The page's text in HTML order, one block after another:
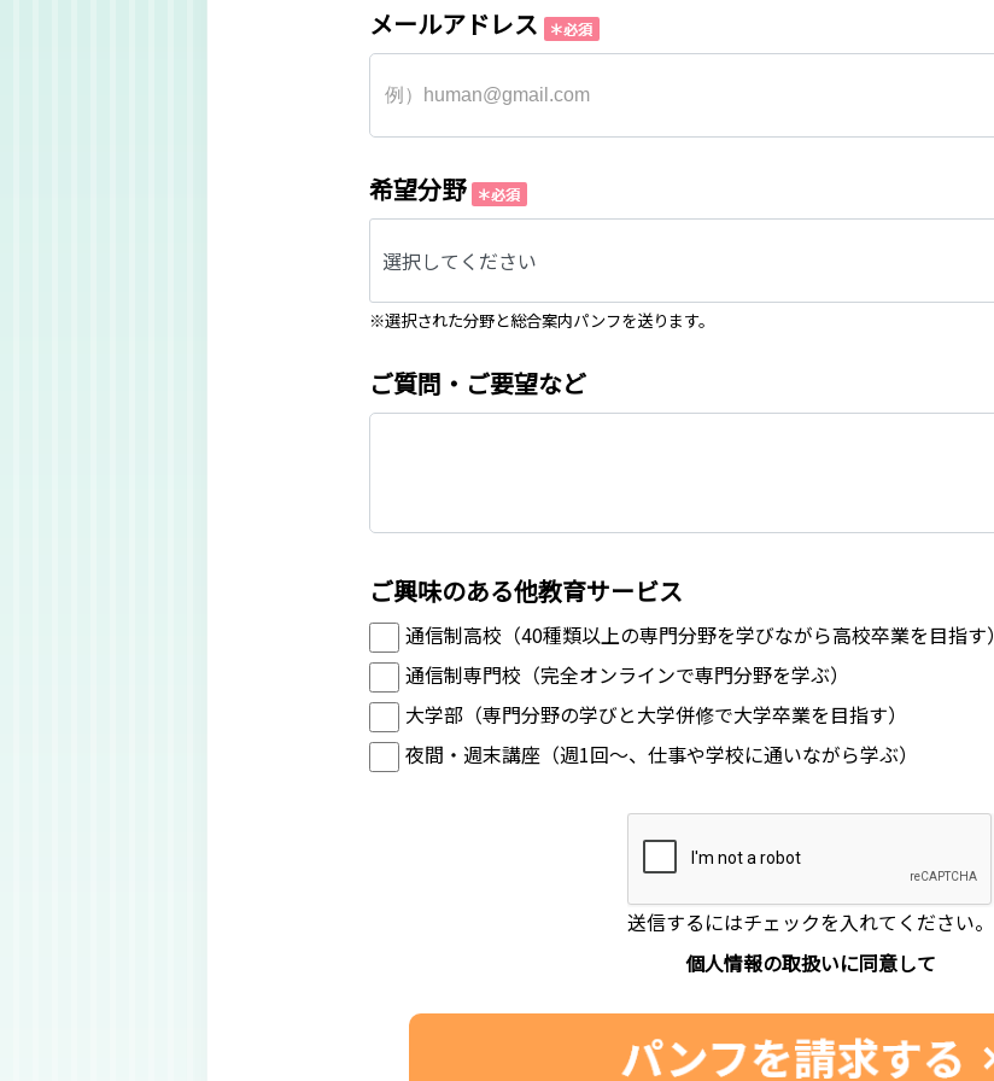
メールアドレス
希望分野
選択してください
※選択された分野と総合案内パンフを送ります。
ご質問・ご要望など
ご興味のある他教育サービス
通信制高校（40種類以上の専門分野を学びながら高校卒業を目指す）
通信制専門校（完全オンラインで専門分野を学ぶ）
大学部（専門分野の学びと大学併修で大学卒業を目指す）
夜間・週末講座（週1回〜、仕事や学校に通いながら学ぶ）
送信するにはチェックを入れてください。
個人情報の取扱いに同意して